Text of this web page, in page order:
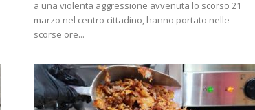
a una violenta aggressione avvenuta lo scorso 21
marzo nel centro cittadino, hanno portato nelle
scorse ore...